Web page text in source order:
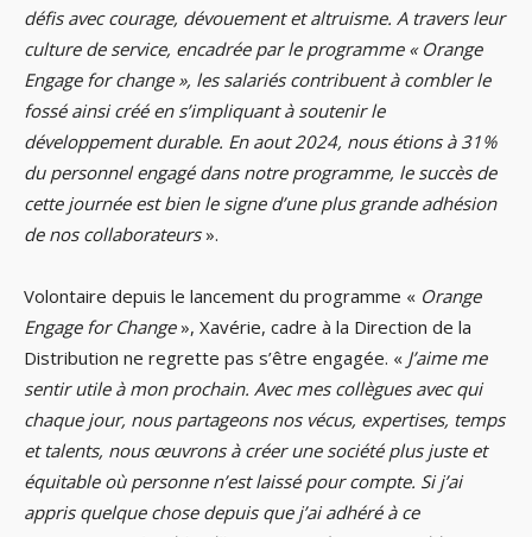
défis avec courage, dévouement et altruisme. A travers leur
culture de service, encadrée par le programme « Orange
Engage for change », les salariés contribuent à combler le
fossé ainsi créé en s’impliquant à soutenir le
développement durable. En aout 2024, nous étions à 31%
du personnel engagé dans notre programme, le succès de
cette journée est bien le signe d’une plus grande adhésion
de nos collaborateurs».
Volontaire depuis le lancement du programme « Orange
Engage for Change», Xavérie, cadre à la Direction de la
Distribution ne regrette pas s’être engagée. « J’aime me
sentir utile à mon prochain. Avec mes collègues avec qui
chaque jour, nous partageons nos vécus, expertises, temps
et talents, nous œuvrons à créer une société plus juste et
équitable où personne n’est laissé pour compte. Si j’ai
appris quelque chose depuis que j’ai adhéré à ce